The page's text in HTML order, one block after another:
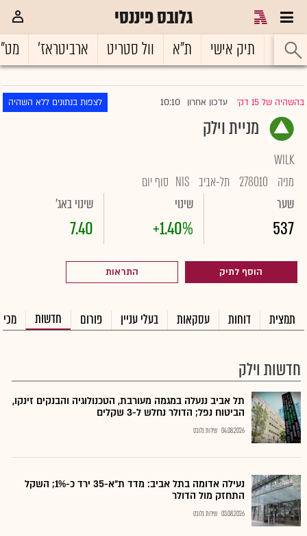
גלובס פיננסי
ראשי תיק אישי ת"א וול סטריט ארביטראז'
בהשהיה של 15 דק' |עדכון אחרון 10:10 לצפות בנתונים ללא השהיה
מניית וילק
WILK
מניה
278010 תל-אביב NIS סוף יום
שער
537
שינוי
+1.40%
שינוי באג'
7.40
הוסף לתיק התראות
תמצית דוחות עסקאות בעלי עניין פורום חדשות
חדשות וילק
תל אביב ננעלה במגמה מעורבת, הטכנולוגיה והבנקים זינקו,
הביטוח נפל; הדולר נחלש ל-3 שקלים
04.08.2026 שירות גלובס
נעילה אדומה בתל אביב: מדד ת"א-35 ירד כ-1%; השקל
התחזק מול הדולר
03.08.2026 שירות גלובס